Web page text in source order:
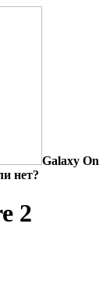
Galaxy
нет?
2